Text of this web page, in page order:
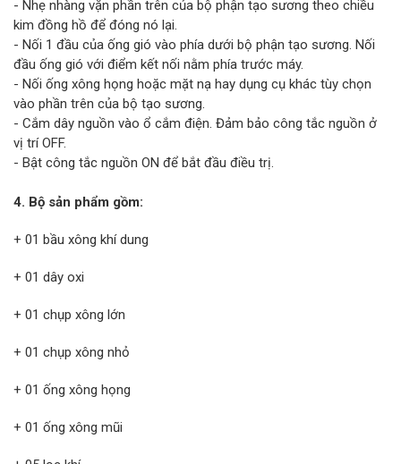
- Nhẹ nhàng vặn phần trên của bộ phận tạo sương theo chiều
kim đồng hồ để đóng nó lại.
- Nối 1 đầu của ống gió vào phía dưới bộ phận tạo sương. Nối
đầu ống gió với điểm kết nối nằm phía trước máy.
- Nối ống xông họng hoặc mặt nạ hay dụng cụ khác tùy chọn
vào phần trên của bộ tạo sương.
- Cắm dây nguồn vào ổ cắm điện. Đảm bảo công tắc nguồn ở
vị trí OFF.
- Bật công tắc nguồn ON để bắt đầu điều trị.
4. Bộ sản phẩm gồm:
+ 01 bầu xông khí dung
+ 01 dây oxi
+ 01 chụp xông lớn
+ 01 chụp xông nhỏ
+ 01 ống xông họng
+ 01 ống xông mũi